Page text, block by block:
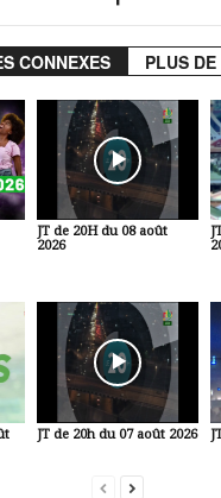
CONNEXES PLUS
JT de 20H du 08 août
2026
JT de 20h du 07 août 2026